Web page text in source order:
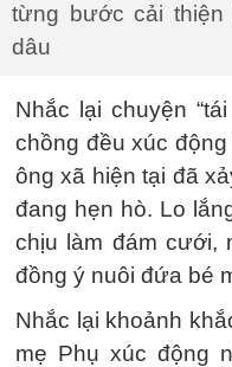
từng bước cải
dâu
Nhắc lại chuyện
chồng đều xúc
ông xã hiện tại đã
đang hẹn hò. Lo
chịu làm đám cưới,
đồng ý nuôi đứa bé
Nhắc lại khoảnh
mẹ Phụ xúc động